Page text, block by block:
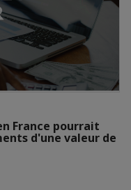
France pourrait
d'une valeur de